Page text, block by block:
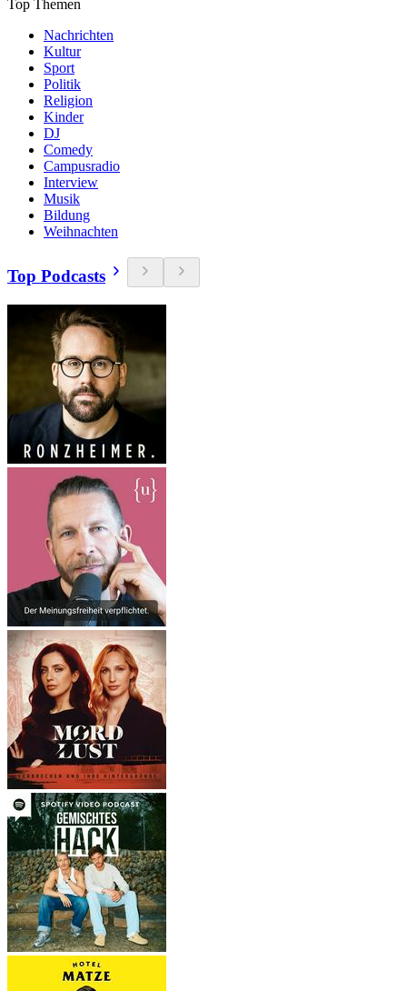
Top Themen
Nachrichten
Kultur
Sport
Politik
Religion
Kinder
DJ
Comedy
Campusradio
Interview
Musik
Bildung
Weihnachten
Top Podcasts